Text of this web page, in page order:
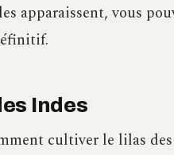
apparaissent, vous
Indes
cultiver le lilas